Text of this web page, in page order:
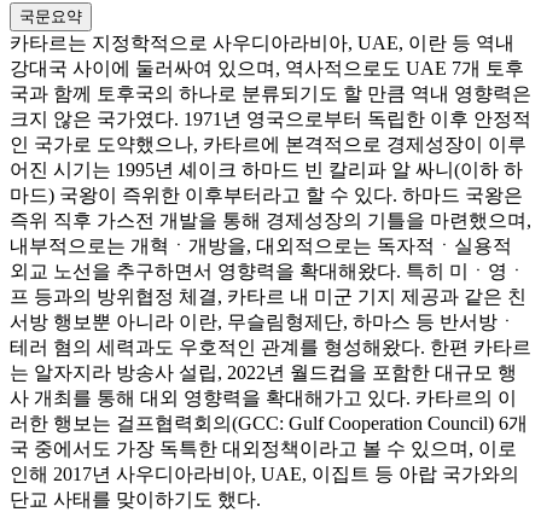
국문요약
카타르는 지정학적으로 사우디아라비아, UAE, 이란 등 역내
강대국 사이에 둘러싸여 있으며, 역사적으로도 UAE 7개 토후
국과 함께 토후국의 하나로 분류되기도 할 만큼 역내 영향력은
크지 않은 국가였다. 1971년 영국으로부터 독립한 이후 안정적
인 국가로 도약했으나, 카타르에 본격적으로 경제성장이 이루
어진 시기는 1995년 셰이크 하마드 빈 칼리파 알 싸니(이하 하
마드) 국왕이 즉위한 이후부터라고 할 수 있다. 하마드 국왕은
즉위 직후 가스전 개발을 통해 경제성장의 기틀을 마련했으며,
내부적으로는 개혁ㆍ개방을, 대외적으로는 독자적ㆍ실용적
외교 노선을 추구하면서 영향력을 확대해왔다. 특히 미ㆍ영ㆍ
프 등과의 방위협정 체결, 카타르 내 미군 기지 제공과 같은 친
서방 행보뿐 아니라 이란, 무슬림형제단, 하마스 등 반서방ㆍ
테러 혐의 세력과도 우호적인 관계를 형성해왔다. 한편 카타르
는 알자지라 방송사 설립, 2022년 월드컵을 포함한 대규모 행
사 개최를 통해 대외 영향력을 확대해가고 있다. 카타르의 이
러한 행보는 걸프협력회의(GCC: Gulf Cooperation Council) 6개
국 중에서도 가장 독특한 대외정책이라고 볼 수 있으며, 이로
인해 2017년 사우디아라비아, UAE, 이집트 등 아랍 국가와의
단교 사태를 맞이하기도 했다.